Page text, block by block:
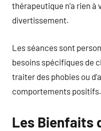
thérapeutique n’a rien à
divertissement.
Les séances sont
besoins spécifiques de
traiter des phobies ou
comportements positifs.
Les Bienfaits